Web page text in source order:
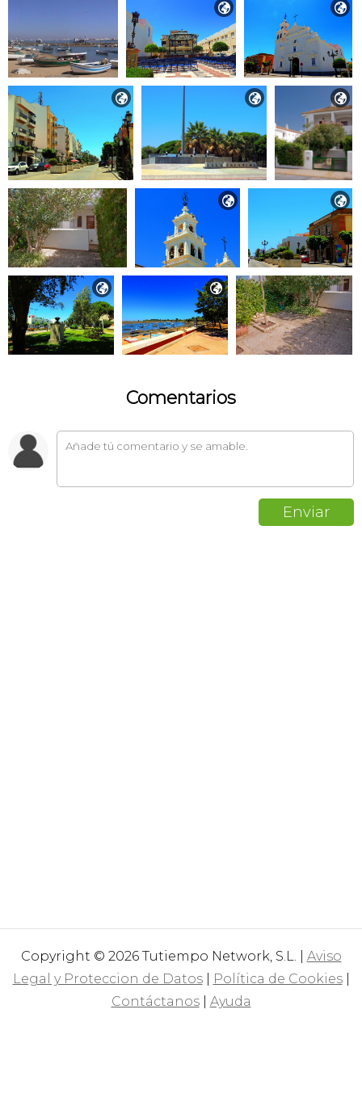
 
  
 
 
Comentarios
Copyright © 2026 Tutiempo Network, S.L. | Aviso
Legal y Proteccion de Datos| Política de Cookies|
Contáctanos| Ayuda